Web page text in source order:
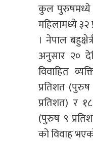
कुल पुरुषमध्ये
महिलामध्ये
। नेपाल
अनुसार २०
विवाहित
प्रतिशत
प्रतिशत) र
(पुरुष ९
को विवाह